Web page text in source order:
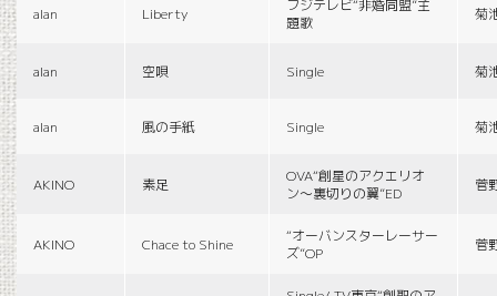
alan Liberty
フジテレビ“非婚同盟”主
題歌
菊
alan 空唄 Single 菊
alan 風の手紙 Single 菊
AKINO 素足
OVA“創星のアクエリオ
ン〜裏切りの翼”ED
菅
AKINO Chace to Shine
“オーバンスターレーサー
ズ”OP
菅